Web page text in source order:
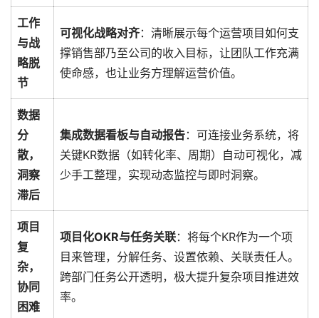
工作
与战
略脱
节
可视化战略对齐：清晰展示每个运营项目如何支
撑销售部乃至公司的收入目标，让团队工作充满
使命感，也让业务方理解运营价值。
数据
分
散，
洞察
滞后
集成数据看板与自动报告：可连接业务系统，将
关键KR数据（如转化率、周期）自动可视化，减
少手工整理，实现动态监控与即时洞察。
项目
复
杂，
协同
困难
项目化OKR与任务关联：将每个KR作为一个项
目来管理，分解任务、设置依赖、关联责任人。
跨部门任务公开透明，极大提升复杂项目推进效
率。